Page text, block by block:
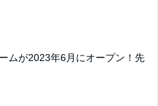
ムが2023年6月にオープン！先